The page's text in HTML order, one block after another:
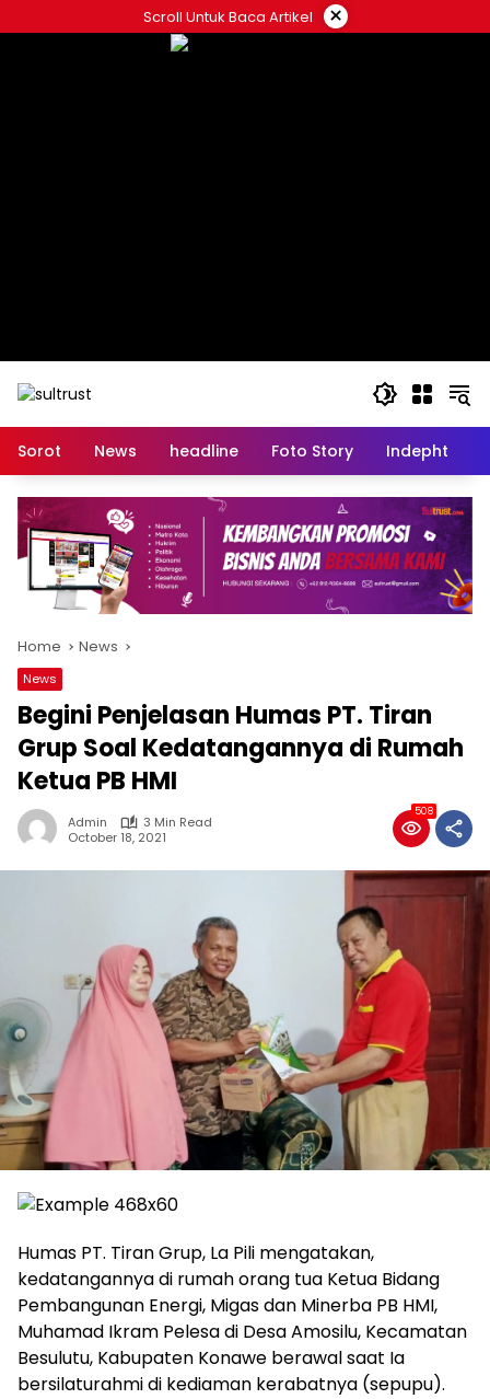
to
Scroll Untuk Baca Artikel ×
Sorot News headline Foto Story Indepht
Home News
News
Begini Penjelasan Humas PT. Tiran
Grup Soal Kedatangannya di Rumah
Ketua PB HMI
Admin
3 Min Read
October 18, 2021
508
Humas PT. Tiran Grup, La Pili mengatakan,
kedatangannya di rumah orang tua Ketua Bidang
Pembangunan Energi, Migas dan Minerba PB HMI,
Muhamad Ikram Pelesa di Desa Amosilu, Kecamatan
Besulutu, Kabupaten Konawe berawal saat Ia
bersilaturahmi di kediaman kerabatnya (sepupu).